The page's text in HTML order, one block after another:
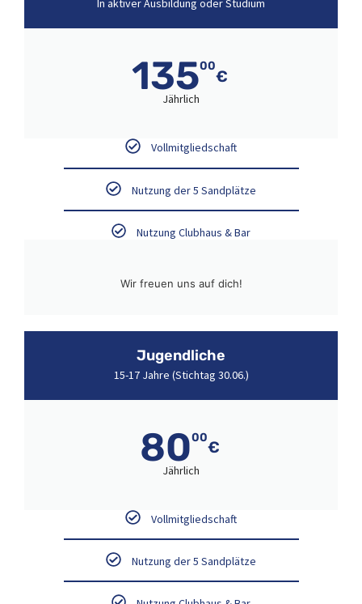
In aktiver Ausbildung oder Studium
13500
€
Jährlich
Vollmitgliedschaft
Nutzung der 5 Sandplätze
Nutzung Clubhaus & Bar
Wir freuen uns auf dich!
Jugendliche
15-17 Jahre (Stichtag 30.06.)
8000
€
Jährlich
Vollmitgliedschaft
Nutzung der 5 Sandplätze